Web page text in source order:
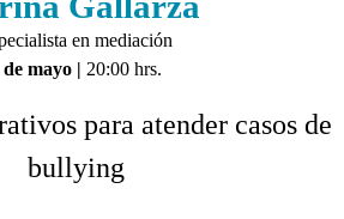
en mediación
de mayo | 20:00 hrs.
para atender casos de
bullying